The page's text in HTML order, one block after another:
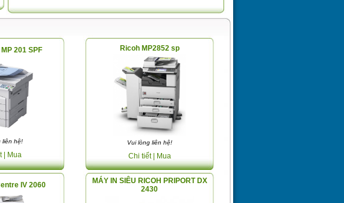
201 SPF
liên hệ!
| Mua
Ricoh MP2852 sp
Vui lòng liên hệ!
Chi tiết | Mua
IV 2060
MÁY IN SIÊU RICOH PRIPORT DX
2430